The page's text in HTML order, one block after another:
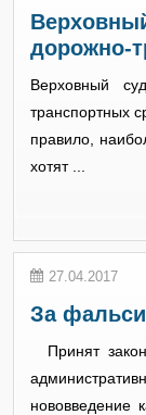
дорожно-
Верховный
транспортных
правило,
хотят ...
27.04.2017
За
Принят
нововведение